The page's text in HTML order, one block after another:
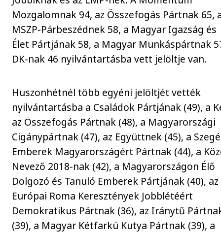
Mozgalomnak 94, az Összefogás Pártnak 65,
MSZP-Párbeszédnek 58, a Magyar Igazság és
Élet Pártjának 58, a Magyar Munkáspártnak
DK-nak 46 nyilvántartásba vett jelöltje van.
Huszonhétnél több egyéni jelöltjét vették
nyilvántartásba a Családok Pártjának (49), a
az Összefogás Pártnak (48), a Magyarországi
Cigánypártnak (47), az Együttnek (45), a
Emberek Magyarországért Pártnak (44), a
Nevező 2018-nak (42), a Magyarországon Élő
Dolgozó és Tanuló Emberek Pártjának (40), az
Európai Roma Keresztények Jobblétéért
Demokratikus Pártnak (36), az Iránytű
(39), a Magyar Kétfarkú Kutya Pártnak (39), a